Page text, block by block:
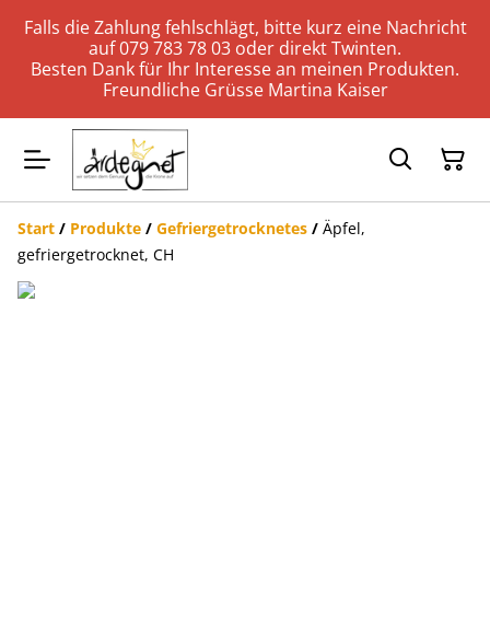
Falls die Zahlung fehlschlägt, bitte kurz eine Nachricht
auf 079 783 78 03 oder direkt Twinten.
Besten Dank für Ihr Interesse an meinen Produkten.
Freundliche Grüsse Martina Kaiser
Start / Produkte / Gefriergetrocknetes / Äpfel,
gefriergetrocknet, CH